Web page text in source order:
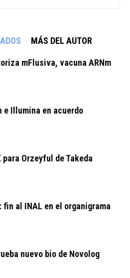
MÁS DEL AUTOR
mFlusiva, vacuna ARNm
e Illumina en acuerdo
para Orzeyful de Takeda
fin al INAL en el organigrama
nuevo bio de Novolog